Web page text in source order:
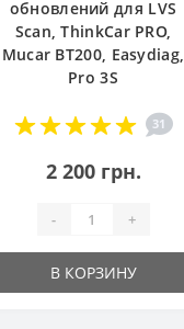
обновлений для LVS
Scan, ThinkCar PRO,
Mucar BT200, Easydiag,
Pro 3S
31
2 200 грн.
- +
В КОРЗИНУ